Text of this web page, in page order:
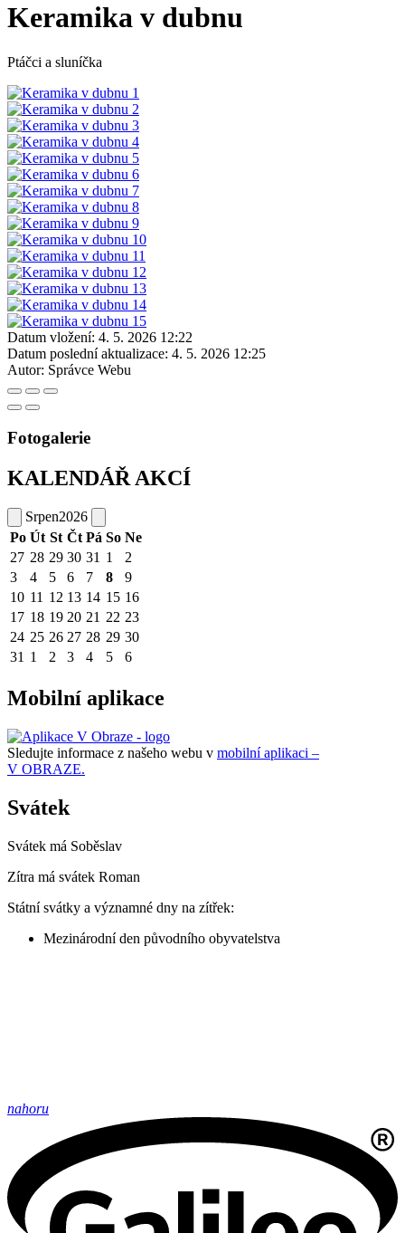
Keramika v dubnu
Ptáčci a sluníčka
Datum vložení: 4. 5. 2026 12:22
Datum poslední aktualizace: 4. 5. 2026 12:25
Autor: Správce Webu
Fotogalerie
KALENDÁŘ AKCÍ
Srpen2026
Po Út St Čt Pá So Ne
27 28 29 30 31 1
2
3
4 5 6 7 8
9
10 11 12 13 14 15 16
17 18 19 20 21 22 23
24 25 26 27 28 29 30
31 1 2 3 4 5 6
Mobilní aplikace
Sledujte informace z našeho webu v mobilní aplikaci –
V OBRAZE.
Svátek
Svátek má Soběslav
Zítra má svátek Roman
Státní svátky a významné dny na zítřek:
Mezinárodní den původního obyvatelstva
nahoru